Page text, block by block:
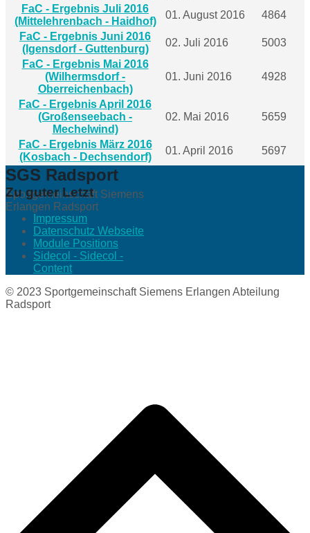
FaC - Ergebnis Juli 2016
(Mittelehrenbach - Haidhof)
01. August 2016
4864
FaC - Ergebnis Juni 2016
(Igensdorf - Guttenburg)
02. Juli 2016
5003
FaC - Ergebnis Mai 2016
(Wilhermsdorf -
Oberreichenbach)
01. Juni 2016 4928
FaC - Ergebnis April 2016
(Großenseebach -
Mechelwind)
02. Mai 2016 5659
FaC - Ergebnis März 2016
(Kosbach - Dechsendorf)
01. April 2016 5697
SGS Radsport
Sportgemeinschaft Siemens
Erlangen Radsport
Zu guter Letzt
Impressum
Datenschutz Webseite
Module Positions
Sidecol - Sidecol -
Content
© 2023 Sportgemeinschaft Siemens Erlangen Abteilung
Radsport